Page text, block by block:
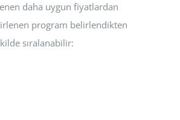
daha uygun fiyatlardan
program belirlendikten
sıralanabilir: